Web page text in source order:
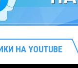
НА YOUTUBE